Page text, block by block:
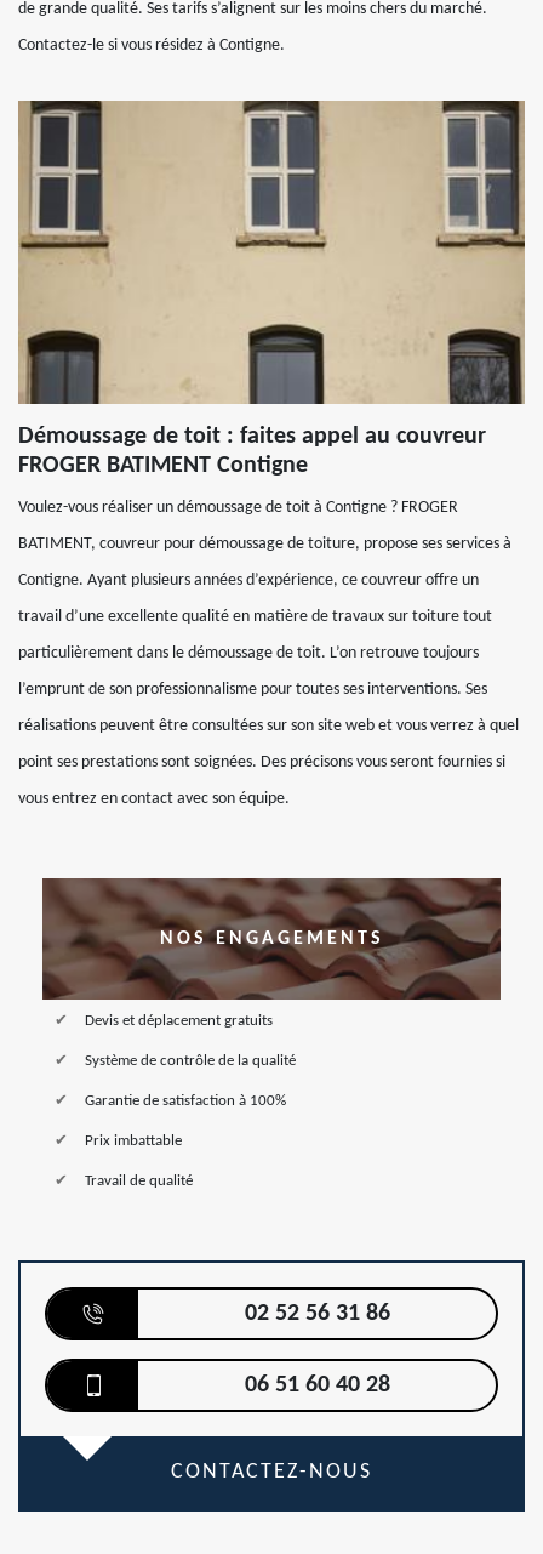
de grande qualité. Ses tarifs s’alignent sur les moins chers du marché.
Contactez-le si vous résidez à Contigne.
Démoussage de toit : faites appel au couvreur
FROGER BATIMENT Contigne
Voulez-vous réaliser un démoussage de toit à Contigne ? FROGER
BATIMENT, couvreur pour démoussage de toiture, propose ses services à
Contigne. Ayant plusieurs années d’expérience, ce couvreur offre un
travail d’une excellente qualité en matière de travaux sur toiture tout
particulièrement dans le démoussage de toit. L’on retrouve toujours
l’emprunt de son professionnalisme pour toutes ses interventions. Ses
réalisations peuvent être consultées sur son site web et vous verrez à quel
point ses prestations sont soignées. Des précisons vous seront fournies si
vous entrez en contact avec son équipe.
NOS ENGAGEMENTS
Devis et déplacement gratuits
Système de contrôle de la qualité
Garantie de satisfaction à 100%
Prix imbattable
Travail de qualité
02 52 56 31 86
06 51 60 40 28
CONTACTEZ-NOUS